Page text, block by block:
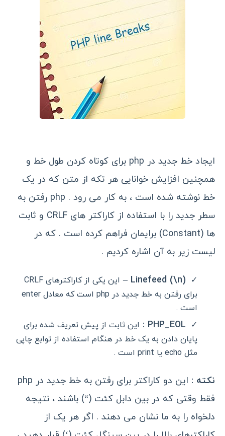
ایجاد خط جدید در php برای کوتاه کردن طول خط و
همچنین افزایش خوانایی هر تکه از متن که در یک
خط نوشته شده است ، به کار می رود . php رفتن به
سطر جدید را با استفاده از کاراکتر های CRLF و ثابت
ها (Constant) برایمان فراهم کرده است . که در
لیست زیر به آن اشاره کردیم .
Linefeed (\n)
–
این یکی از کاراکترهای CRLF
برای رفتن به خط جدید در php است که معادل enter
است .
PHP_EOL
: این ثابت از پیش تعریف شده برای
پایان دادن به یک خط در هنگام استفاده از توابع چاپی
مثل echo یا print است .
نکته :
این دو کاراکتر برای رفتن به خط جدید در php
فقط وقتی که در بین دابل کئت (“) باشند ، نتیجه
دلخواه را به ما نشان می دهند . اگر هر یک از